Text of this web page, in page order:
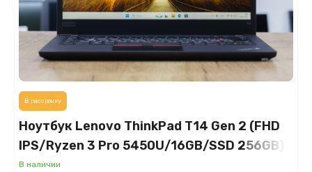
Ноутбук Lenovo ThinkPad T14 Gen 2 (FHD
IPS/Ryzen 3 Pro 5450U/16GB/SSD 256GB)
В наличии
В рассрочку